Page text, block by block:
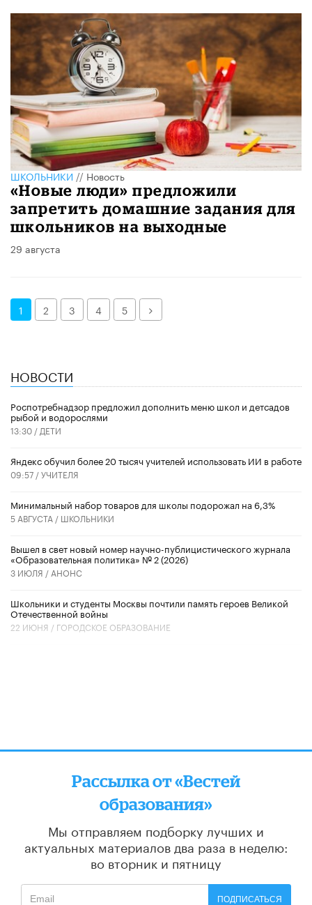
ШКОЛЬНИКИ//Новость
«Новые люди» предложили
запретить домашние задания для
школьников на выходные
29 августа
1 2 3 4 5 Далее
НОВОСТИ
Роспотребнадзор предложил дополнить меню школ и детсадов
рыбой и водорослями
13:30 / ДЕТИ
​Яндекс обучил более 20 тысяч учителей использовать ИИ в работе
09:57 /УЧИТЕЛЯ
Минимальный набор товаров для школы подорожал на 6,3%
5 АВГУСТА / ШКОЛЬНИКИ
Вышел в свет новый номер научно-публицистического журнала
«Образовательная политика» № 2 (2026)
3 ИЮЛЯ / АНОНС
Школьники и студенты Москвы почтили память героев Великой
Отечественной войны
22 ИЮНЯ / ГОРОДСКОЕ ОБРАЗОВАНИЕ
Рассылка от «Вестей
образования»
Мы отправляем подборку лучших и
актуальных материалов два раза в неделю:
во вторник и пятницу
ПОДПИСАТЬСЯ